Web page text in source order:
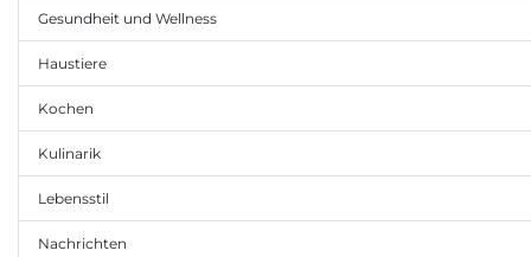
Gesundheit und Wellness
Haustiere
Kochen
Kulinarik
Lebensstil
Nachrichten